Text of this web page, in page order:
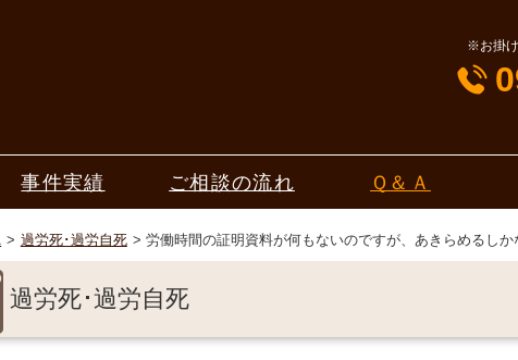
※お掛
事件実績 ご相談の流れ Ｑ＆Ａ
過労死･過労自死 労働時間の証明資料が何もないのですが、あきらめるしか
過労死･過労自死